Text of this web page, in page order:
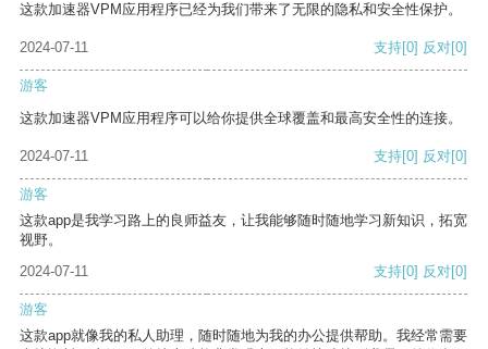
这款加速器VPM应用程序已经为我们带来了无限的隐私和安全性保护。
2024-07-11 支持[0] 反对[0]
游客
这款加速器VPM应用程序可以给你提供全球覆盖和最高安全性的连接。
2024-07-11 支持[0] 反对[0]
游客
这款app是我学习路上的良师益友，让我能够随时随地学习新知识，拓宽
视野。
2024-07-11
支持[0] 反对[0]
游客
这款app就像我的私人助理，随时随地为我的办公提供帮助。我经常需要